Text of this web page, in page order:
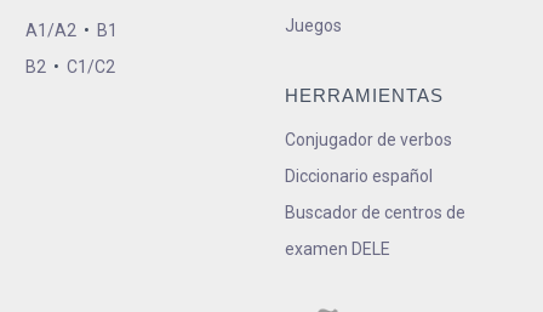
A1/A2 • B1
B2 • C1/C2
Juegos
HERRAMIENTAS
Conjugador de verbos
Diccionario español
Buscador de centros de
examen DELE